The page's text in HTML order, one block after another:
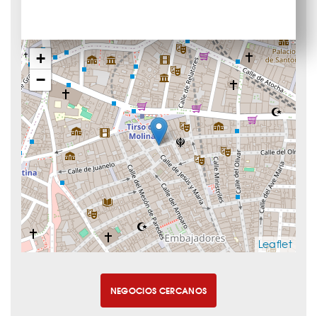
+
−
Leaflet
NEGOCIOS CERCANOS